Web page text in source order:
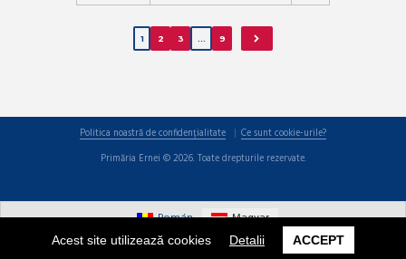
Acest site utilizează cookies Detalii ACCEPT
1 2 3 9
Politica noastră de confidențialitate
Ce sunt cookie-urile?
Primăria Ernei © 2026. Toate drepturile rezervate.
Román Magyar